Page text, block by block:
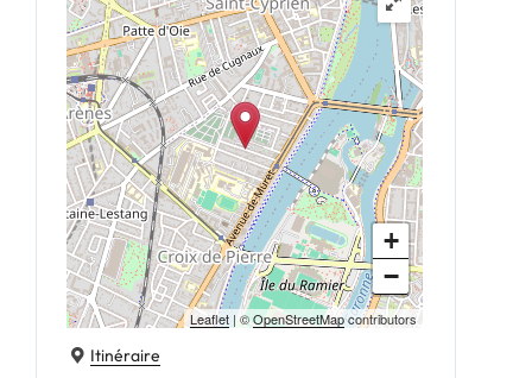
+
−
Leaflet | ©OpenStreetMapcontributors
Itinéraire